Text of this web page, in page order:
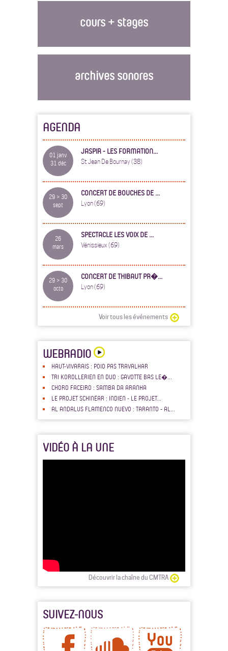
cours + stages
archives sonores
AGENDA
01 janv
31 déc
JASPIR - LES FORMATION...
St Jean De Bournay (38)
29 > 30
sept
CONCERT DE BOUCHES DE ...
Lyon (69)
26
mars
SPECTACLE LES VOIX DE ...
Vénissieux (69)
29 > 30
octo
CONCERT DE THIBAUT PR�...
Lyon (69)
Voir tous les événements
WEBRADIO
HAUT-VIVARAIS : POIO PAS TRAVALHAR
TRI KOROLLERIEN EN DUO : GAVOTTE BAS LE�...
CHORO FACEIRO : SAMBA DA ARANHA
LE PROJET SCHINÉAR : INDIEN - LE PROJET...
AL ANDALUS FLAMENCO NUEVO : TARANTO - AL...
VIDÉO À LA UNE
Découvrir la chaîne du CMTRA
SUIVEZ-NOUS